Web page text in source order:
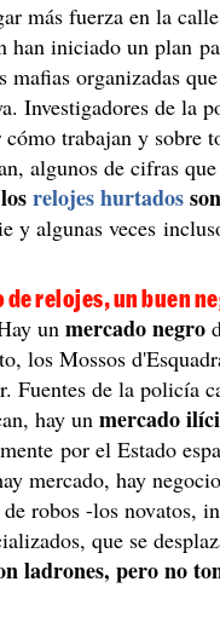
más fuerza en la
han iniciado un plan
mafias organizadas
Investigadores de la
cómo trabajan y sobre
algunos de cifras
relojes hurtados
y algunas veces
de relojes, un buen
unmercado negro
los Mossos
Fuentes de la policía
hay unmercado
por el Estado
mercado, hay
robos -los novatos,
que se
ladrones, pero no